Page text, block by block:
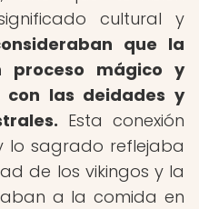
cultural y
que la
proceso mágico y
con las deidades y
Esta conexión
lo sagrado reflejaba
de los vikingos y la
a la comida en